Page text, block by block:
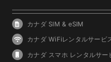
カナダ SIM & eSIM
カナダ WiFiレンタルサービ
カナダ スマホ レンタルサー